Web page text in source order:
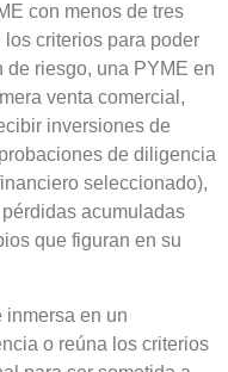
con menos de tres
criterios para poder
riesgo, una PYME en
venta comercial,
inversiones de
de diligencia
seleccionado),
acumuladas
que figuran en su
inmersa en un
o reúna los criterios